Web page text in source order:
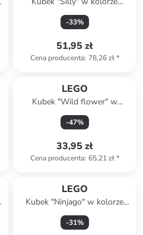
żółtym - 255 ml
-33%
51,95 zł
Cena producenta: 78,26 zł*
LEGO
Kubek "Wild flower" w
kolorze białym - 300 ml
-47%
33,95 zł
Cena producenta: 65,21 zł*
LEGO
Kubek "Ninjago" w kolorze
błękitno-jasnoróżowo-żółtym
- 500 ml
-31%